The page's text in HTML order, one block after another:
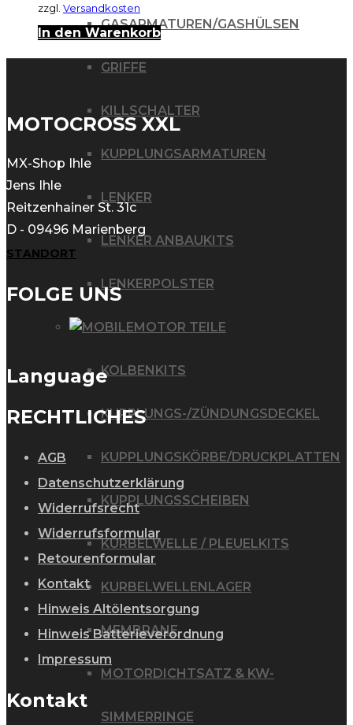
GASARMATUREN/GASHÜLSEN
GRIFFE
KILLSCHALTER
KUPPLUNGSARMATUREN
LENKER
LENKER ANBAUKITS
LENKERPOLSTER
MOTOR TEILE
KOLBENKITS
KUPPLUNGS-/ZÜNDUNGSDECKEL
KUPPLUNGSKÖRBE/DRUCKPLATTEN
KUPPLUNGSSCHEIBEN
KURBELWELLE / PLEUELKITS
KURBELWELLENLAGER
MEMBRANE
MOTORDICHTSATZ & KW-
SIMMERRINGE
zzgl. Versandkosten
In den Warenkorb
MOTOCROSS XXL
MX-Shop Ihle
Jens Ihle
Reitzenhainer St. 31c
D - 09496 Marienberg
STANDORT
FOLGE UNS
Language
RECHTLICHES
AGB
Datenschutzerklärung
Widerrufsrecht
Widerrufsformular
Retourenformular
Kontakt
Hinweis Altölentsorgung
Hinweis Batterieverordnung
Impressum
Kontakt